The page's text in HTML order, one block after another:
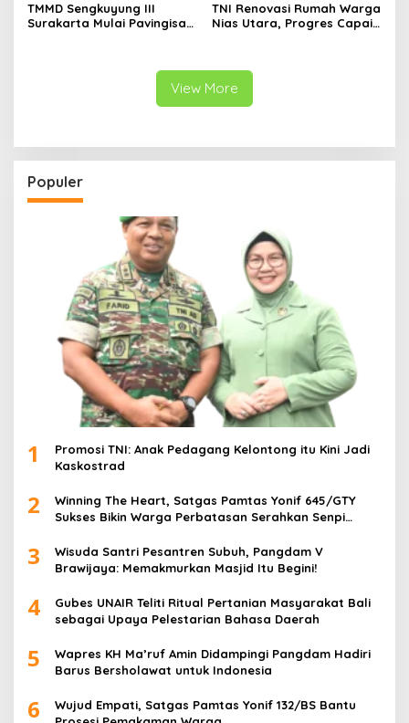
TMMD Sengkuyung III
Surakarta Mulai Pavingisasi
TNI Renovasi Rumah Warga
Nias Utara, Progres Capai
View More
Populer
1
Promosi TNI: Anak Pedagang Kelontong itu Kini Jadi
Kaskostrad
2
Winning The Heart, Satgas Pamtas Yonif 645/GTY
Sukses Bikin Warga Perbatasan Serahkan Senpi
3
Wisuda Santri Pesantren Subuh, Pangdam V
Brawijaya: Memakmurkan Masjid Itu Begini!
4
Gubes UNAIR Teliti Ritual Pertanian Masyarakat Bali
sebagai Upaya Pelestarian Bahasa Daerah
5
Wapres KH Ma’ruf Amin Didampingi Pangdam Hadiri
Barus Bersholawat untuk Indonesia
6
Wujud Empati, Satgas Pamtas Yonif 132/BS Bantu